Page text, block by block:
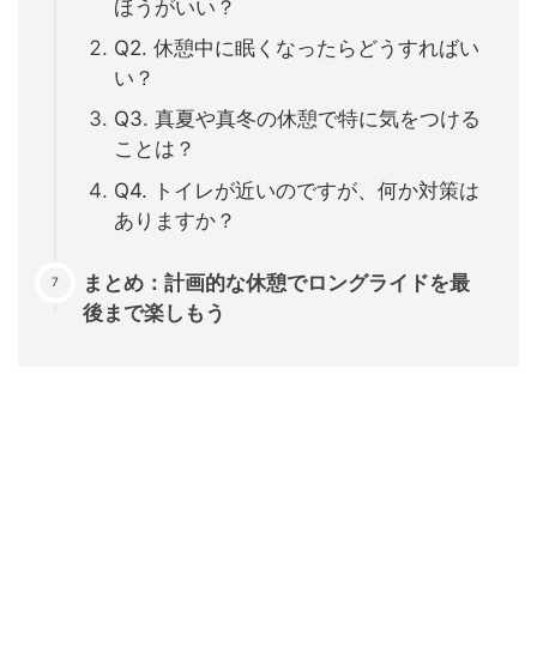
ほうがいい？
Q2. 休憩中に眠くなったらどうすればい
い？
Q3. 真夏や真冬の休憩で特に気をつける
ことは？
Q4. トイレが近いのですが、何か対策は
ありますか？
まとめ：計画的な休憩でロングライドを最
後まで楽しもう